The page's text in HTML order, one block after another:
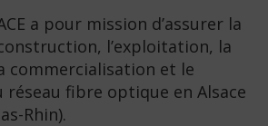
a pour mission d’assurer la
l’exploitation, la
commercialisation et le
réseau fibre optique en Alsace
Rhin).